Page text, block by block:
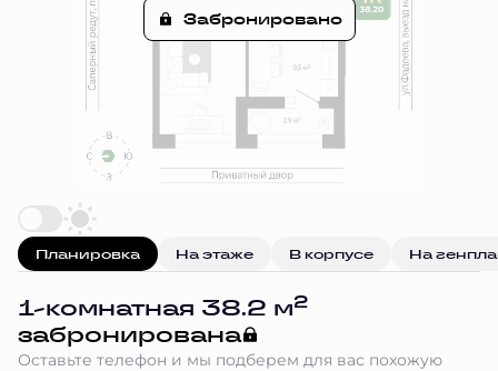
Забронировано
Планировка На этаже В корпусе На
1-комнатная 38.2 м2
забронирована
Оставьте телефон и мы подберем для вас похожую